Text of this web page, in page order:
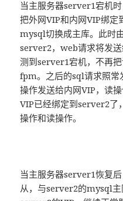
当主服务器server1宕机
把外网VIP和内网VIP绑
mysql切换成主库。此时
server2，web请求将发
测到server1宕机，不再
fpm。之后的sql请求照
操作发送给内网VIP，读
VIP已经绑定到server2
操作和读操作。
当主服务器server1恢复
从，与server2的mysql